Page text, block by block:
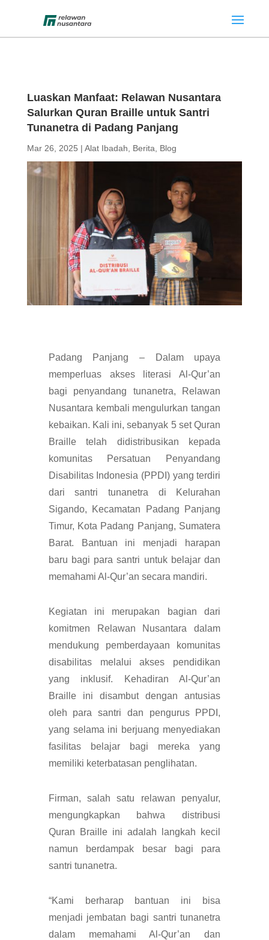
Luaskan Manfaat: Relawan Nusantara
Salurkan Quran Braille untuk Santri
Tunanetra di Padang Panjang
Mar 26, 2025 | Alat Ibadah Berita Blog
Padang Panjang – Dalam upaya
memperluas akses literasi Al-Qur’an
bagi penyandang tunanetra, Relawan
Nusantara kembali mengulurkan tangan
kebaikan. Kali ini, sebanyak 5 set Quran
Braille telah didistribusikan kepada
komunitas Persatuan Penyandang
Disabilitas Indonesia (PPDI) yang terdiri
dari santri tunanetra di Kelurahan
Sigando, Kecamatan Padang Panjang
Timur, Kota Padang Panjang, Sumatera
Barat. Bantuan ini menjadi harapan
baru bagi para santri untuk belajar dan
memahami Al-Qur’an secara mandiri.
Kegiatan ini merupakan bagian dari
komitmen Relawan Nusantara dalam
mendukung pemberdayaan komunitas
disabilitas melalui akses pendidikan
yang inklusif. Kehadiran Al-Qur’an
Braille ini disambut dengan antusias
oleh para santri dan pengurus PPDI,
yang selama ini berjuang menyediakan
fasilitas belajar bagi mereka yang
memiliki keterbatasan penglihatan.
Firman, salah satu relawan penyalur,
mengungkapkan bahwa distribusi
Quran Braille ini adalah langkah kecil
namun berdampak besar bagi para
santri tunanetra.
“Kami berharap bantuan ini bisa
menjadi jembatan bagi santri tunanetra
dalam memahami Al-Qur’an dan